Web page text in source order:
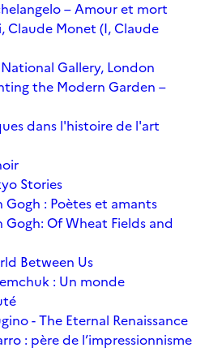
– Amour et mort
Claude Monet (I, Claude
Gallery, London
the Modern Garden –
dans l'histoire de l'art
Stories
Gogh : Poètes et amants
Gogh: Of Wheat Fields and
Between Us
: Un monde
- The Eternal Renaissance
: père de l’impressionnisme